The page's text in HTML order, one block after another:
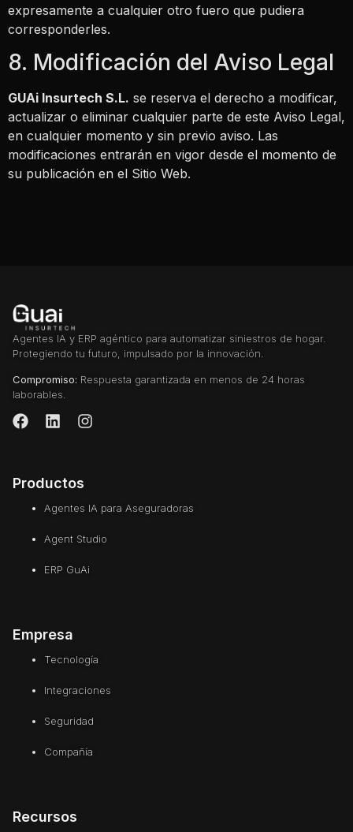
expresamente a cualquier otro fuero que pudiera
corresponderles.
8. Modificación del Aviso Legal
GUAi Insurtech S.L. se reserva el derecho a modificar,
actualizar o eliminar cualquier parte de este Aviso Legal,
en cualquier momento y sin previo aviso. Las
modificaciones entrarán en vigor desde el momento de
su publicación en el Sitio Web.
Agentes IA y ERP agéntico para automatizar siniestros de hogar.
Protegiendo tu futuro, impulsado por la innovación.
Compromiso: Respuesta garantizada en menos de 24 horas
laborables.
Productos
Agentes IA para Aseguradoras
Agent Studio
ERP GuAi
Empresa
Tecnología
Integraciones
Seguridad
Compañía
Recursos